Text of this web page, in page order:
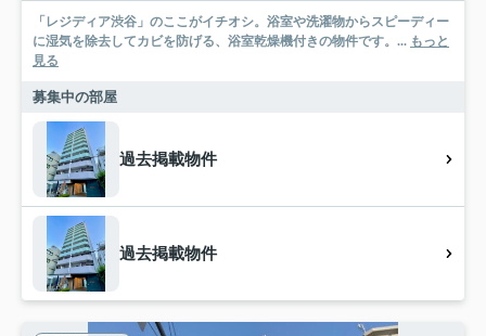
「レジディア渋谷」のここがイチオシ。浴室や洗濯物からスピーディー
に湿気を除去してカビを防げる、浴室乾燥機付きの物件です。... もっと
見る
募集中の部屋
過去掲載物件
過去掲載物件